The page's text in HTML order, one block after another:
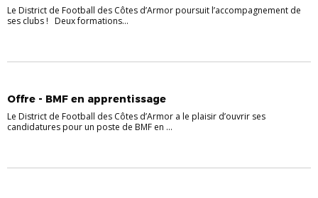
Le District de Football des Côtes d’Armor poursuit l’accompagnement de
ses clubs ! Deux formations...
Offre - BMF en apprentissage
Le District de Football des Côtes d’Armor a le plaisir d’ouvrir ses
candidatures pour un poste de BMF en ...